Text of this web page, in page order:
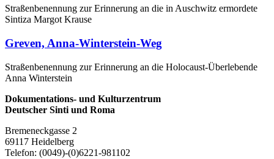
Straßenbenennung zur Erinnerung an die in Auschwitz ermordete
Sintiza Margot Krause
Greven, Anna-Winterstein-Weg
Straßenbenennung zur Erinnerung an die Holocaust-Überlebende
Anna Winterstein
Dokumentations- und Kulturzentrum
Deutscher Sinti und Roma
Bremeneckgasse 2
69117 Heidelberg
Telefon: (0049)-(0)6221-981102